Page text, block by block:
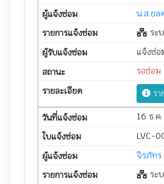
น.ส.ยล
ระ
แจ้งซ่อ
รอซ่อม
ร
16 ธ.ค
LVC-
จิรภัทร
ระ